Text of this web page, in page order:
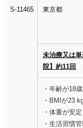
S-11465 東京都
未治療又は
院】約11回
・年齢が18
・BMIが23
・体重が安
・生活習慣